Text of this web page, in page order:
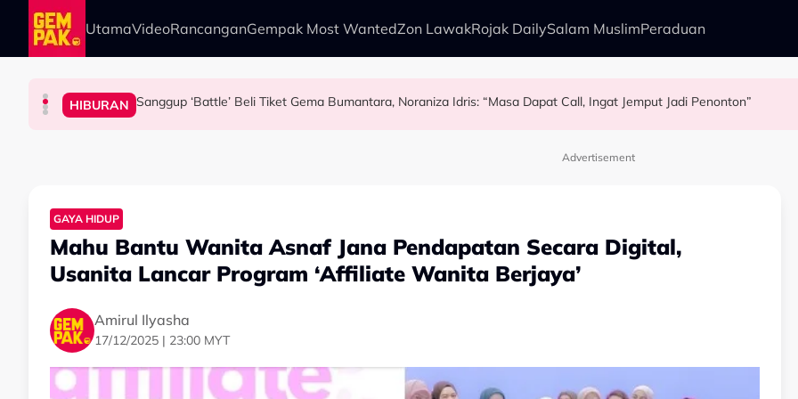
Skip to main content
UtamaVideoRancanganGempak Most WantedZon LawakRojak DailySalam MuslimPeraduan
HIBURAN Bawa Anak Ke Klinik, Syasya Rizal Terkejut Dikenali Doktor
HIBURAN Sanggup ‘Battle’ Beli Tiket Gema Bumantara, Noraniza Idris: “Masa Dapat Call, Ingat Jemput Jadi Penonton”
HIBURAN "Adakalanya Penat, Lelah & Putus Asa” - Fasha Sandha Terharu Lakonan Dalam ‘Kasih Yang Terkorban’ Raih Pujian
HIBURAN “Hidup Adalah Kitaran, Awak Buat Jahat…” - Uyaina Arshad
Advertisement
GAYA HIDUP
Mahu Bantu Wanita Asnaf Jana Pendapatan Secara Digital,
Usanita Lancar Program ‘Affiliate Wanita Berjaya’
Amirul Ilyasha
17/12/2025 | 23:00 MYT